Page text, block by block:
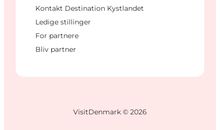
Kontakt Destination Kystlandet
Ledige stillinger
For partnere
Bliv partner
VisitDenmark © 2026